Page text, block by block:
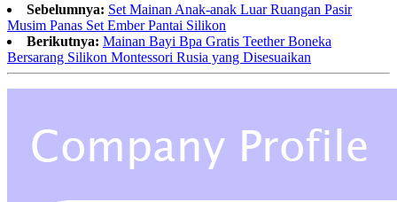
Sebelumnya: Set Mainan Anak-anak Luar Ruangan Pasir
Musim Panas Set Ember Pantai Silikon
Berikutnya: Mainan Bayi Bpa Gratis Teether Boneka
Bersarang Silikon Montessori Rusia yang Disesuaikan